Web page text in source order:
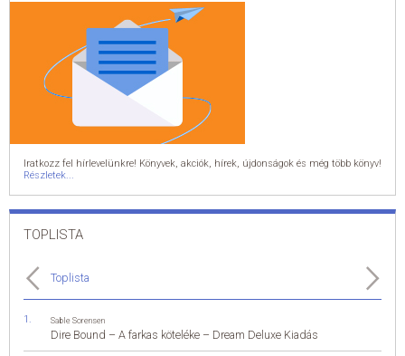
Iratkozz fel hírlevelünkre! Könyvek, akciók, hírek, újdonságok és még több könyv!
Részletek...
TOPLISTA
Toplista
Sable Sorensen
Dire Bound – A farkas köteléke – Dream Deluxe Kiadás